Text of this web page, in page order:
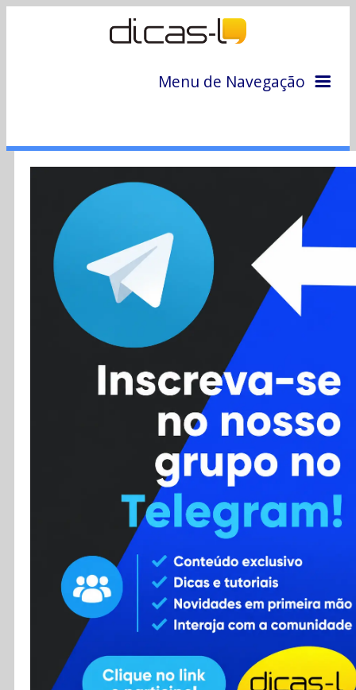
Menu de Navegação
Colunas
Colaboradores
Cursos
Enviar Dica
Contato
RSS